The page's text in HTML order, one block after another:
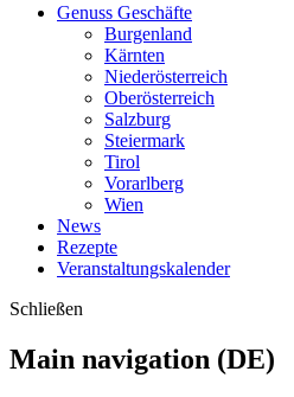
Genuss Geschäfte
Burgenland
Kärnten
Niederösterreich
Oberösterreich
Salzburg
Steiermark
Tirol
Vorarlberg
Wien
News
Rezepte
Veranstaltungskalender
Schließen
Main navigation (DE)